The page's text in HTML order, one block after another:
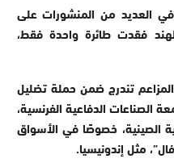
العديد من المنشورات على
فقدت طائرة واحدة فقط،
تندرج ضمن حملة تضليل
الدفاعية الفرنسية،
الصينية، خصوصًا في الأسواق
مثل إندونيسيا.